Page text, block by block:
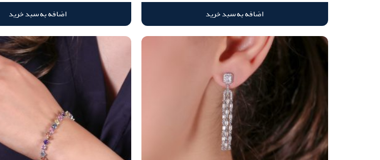
اضافه به سبد خرید
اضافه به سبد خرید